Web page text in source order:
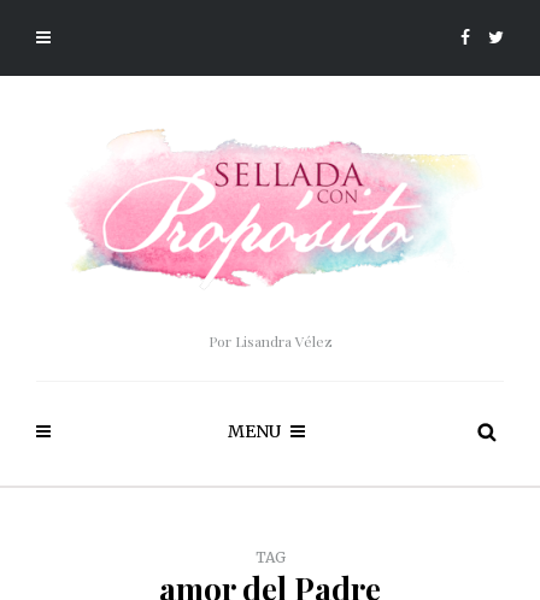
Por Lisandra Vélez
MENU
TAG
amor del Padre